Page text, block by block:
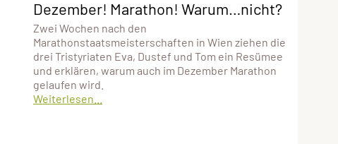
Dezember! Marathon! Warum…nicht?
Zwei Wochen nach den
Marathonstaatsmeisterschaften in Wien ziehen die
drei Tristyriaten Eva, Dustef und Tom ein Resümee
und erklären, warum auch im Dezember Marathon
gelaufen wird.
Weiterlesen...